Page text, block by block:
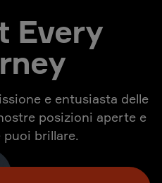
Every
e entusiasta delle
posizioni aperte e
brillare.